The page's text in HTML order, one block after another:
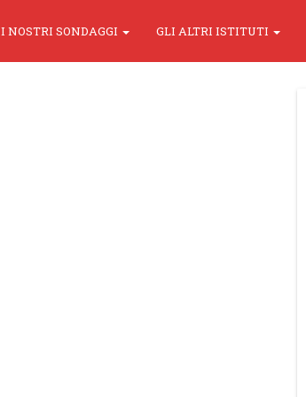
I NOSTRI SONDAGGI GLI ALTRI ISTITUTI